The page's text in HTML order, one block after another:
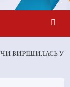
ЧИ ВИРІШИЛАСЬ У